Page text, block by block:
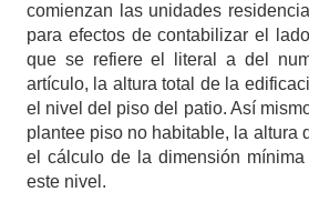
comienzan las unidades
para efectos de contabilizar el
que se refiere el literal a del
artículo, la altura total de la
el nivel del piso del patio. Así
plantee piso no habitable, la altura
el cálculo de la dimensión
este nivel.